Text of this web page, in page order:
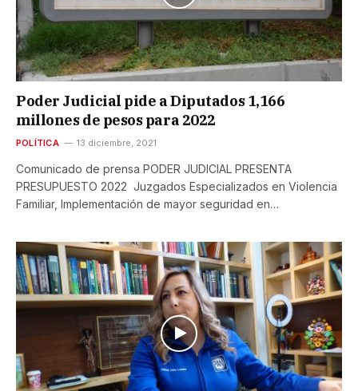
Poder Judicial pide a Diputados 1,166
millones de pesos para 2022
POLÍTICA 13 diciembre, 2021
Comunicado de prensa PODER JUDICIAL PRESENTA
PRESUPUESTO 2022 Juzgados Especializados en Violencia
Familiar, Implementación de mayor seguridad en…